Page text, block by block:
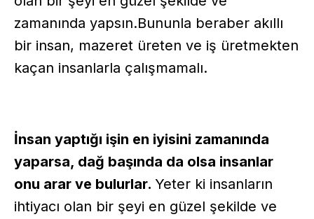
zamanında yapsın.Bununla beraber akıllı
bir insan, mazeret üreten ve iş üretmekten
kaçan insanlarla çalışmamalı.
İnsan yaptığı işin en iyisini zamanında
yaparsa, dağ başında da olsa insanlar
onu arar ve bulurlar. Yeter ki insanların
ihtiyacı olan bir şeyi en güzel şekilde ve